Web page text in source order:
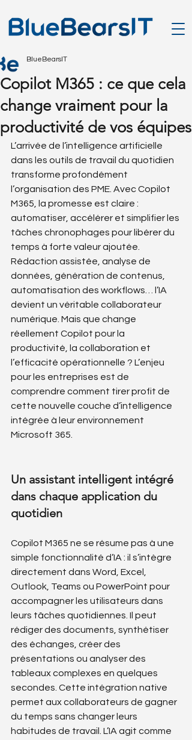
Copilot M365 : ce que cela
change vraiment pour la
productivité de vos équipes
BlueBearsIT
L’arrivée de l’intelligence artificielle
dans les outils de travail du quotidien
transforme profondément
l’organisation des PME. Avec Copilot
M365, la promesse est claire :
automatiser, accélérer et simplifier les
tâches chronophages pour libérer du
temps à forte valeur ajoutée.
Rédaction assistée, analyse de
données, génération de contenus,
automatisation des workflows… l’IA
devient un véritable collaborateur
numérique. Mais que change
réellement Copilot pour la
productivité, la collaboration et
l’efficacité opérationnelle ? L’enjeu
pour les entreprises est de
comprendre comment tirer profit de
cette nouvelle couche d’intelligence
intégrée à leur environnement
Microsoft 365.
Un assistant intelligent intégré
dans chaque application du
quotidien
Copilot M365 ne se résume pas à une
simple fonctionnalité d’IA : il s’intègre
directement dans Word, Excel,
Outlook, Teams ou PowerPoint pour
accompagner les utilisateurs dans
leurs tâches quotidiennes. Il peut
rédiger des documents, synthétiser
des échanges, créer des
présentations ou analyser des
tableaux complexes en quelques
secondes. Cette intégration native
permet aux collaborateurs de gagner
du temps sans changer leurs
habitudes de travail. L’IA agit comme